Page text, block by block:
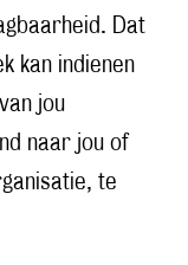
Dat
kan indienen
jou
naar jou of
te